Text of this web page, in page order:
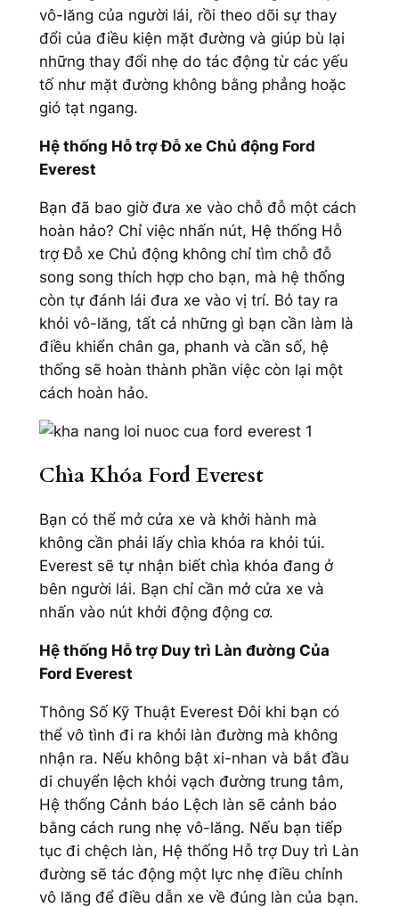
vô-lăng của người lái, rồi theo dõi sự thay
đổi của điều kiện mặt đường và giúp bù lại
những thay đổi nhẹ do tác động từ các yếu
tố như mặt đường không bằng phẳng hoặc
gió tạt ngang.
Hệ thống Hỗ trợ Đỗ xe Chủ động Ford
Everest
Bạn đã bao giờ đưa xe vào chỗ đỗ một cách
hoàn hảo? Chỉ việc nhấn nút, Hệ thống Hỗ
trợ Đỗ xe Chủ động không chỉ tìm chỗ đỗ
song song thích hợp cho bạn, mà hệ thống
còn tự đánh lái đưa xe vào vị trí. Bỏ tay ra
khỏi vô-lăng, tất cả những gì bạn cần làm là
điều khiển chân ga, phanh và cần số, hệ
thống sẽ hoàn thành phần việc còn lại một
cách hoàn hảo.
Chìa Khóa Ford Everest
Bạn có thể mở cửa xe và khởi hành mà
không cần phải lấy chìa khóa ra khỏi túi.
Everest sẽ tự nhận biết chìa khóa đang ở
bên người lái. Bạn chỉ cần mở cửa xe và
nhấn vào nút khởi động động cơ.
Hệ thống Hỗ trợ Duy trì Làn đường Của
Ford Everest
Thông Số Kỹ Thuật Everest Đôi khi bạn có
thể vô tình đi ra khỏi làn đường mà không
nhận ra. Nếu không bật xi-nhan và bắt đầu
di chuyển lệch khỏi vạch đường trung tâm,
Hệ thống Cảnh báo Lệch làn sẽ cảnh báo
bằng cách rung nhẹ vô-lăng. Nếu bạn tiếp
tục đi chệch làn, Hệ thống Hỗ trợ Duy trì Làn
đường sẽ tác động một lực nhẹ điều chỉnh
vô lăng để điều dẫn xe về đúng làn của bạn.